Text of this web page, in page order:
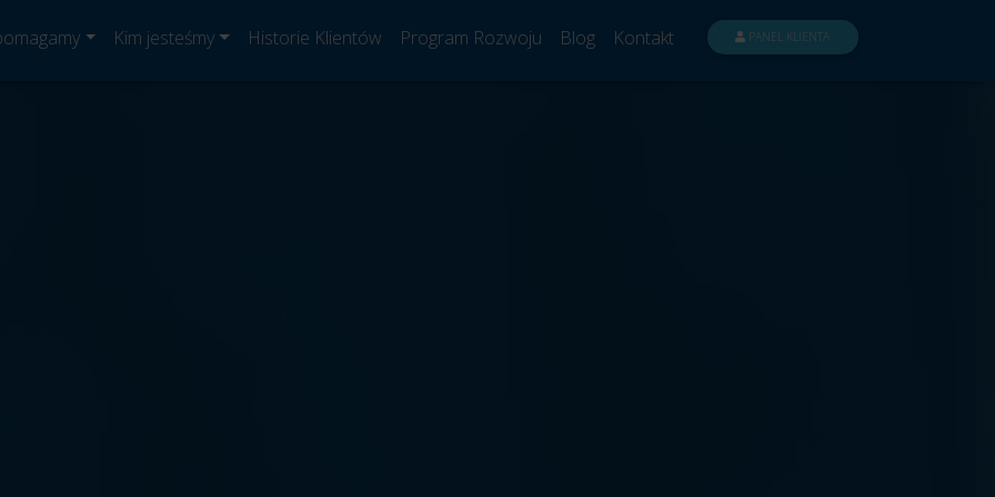
Kim jesteśmy Historie Klientów Program Rozwoju Blog Kontakt PANEL KLIENTA